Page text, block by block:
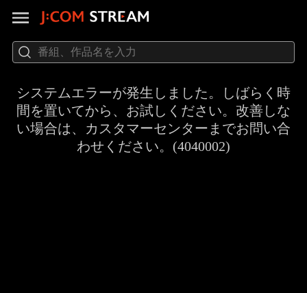
システムエラーが発生しました。しばらく時
間を置いてから、お試しください。改善しな
い場合は、カスタマーセンターまでお問い合
わせください。(4040002)